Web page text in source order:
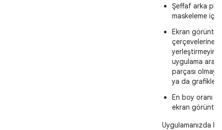
Şeffaf arka
maskeleme
Ekran
çerçevelerine
yerleştirmeyin
uygulama
parçası
ya da grafikler
En boy oranı
ekran
Uygulamanızda